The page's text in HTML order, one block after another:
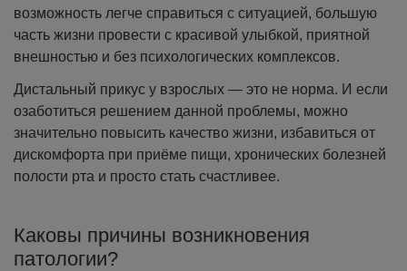
возможность легче справиться с ситуацией, большую
часть жизни провести с красивой улыбкой, приятной
внешностью и без психологических комплексов.
Дистальный прикус у взрослых — это не норма. И если
озаботиться решением данной проблемы, можно
значительно повысить качество жизни, избавиться от
дискомфорта при приёме пищи, хронических болезней
полости рта и просто стать счастливее.
Каковы причины возникновения
патологии?